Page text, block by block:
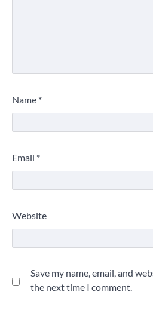
Name *
Email *
Website
Save my name, email, and
the next time I comment.